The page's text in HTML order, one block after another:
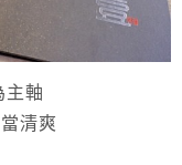
主軸
清爽